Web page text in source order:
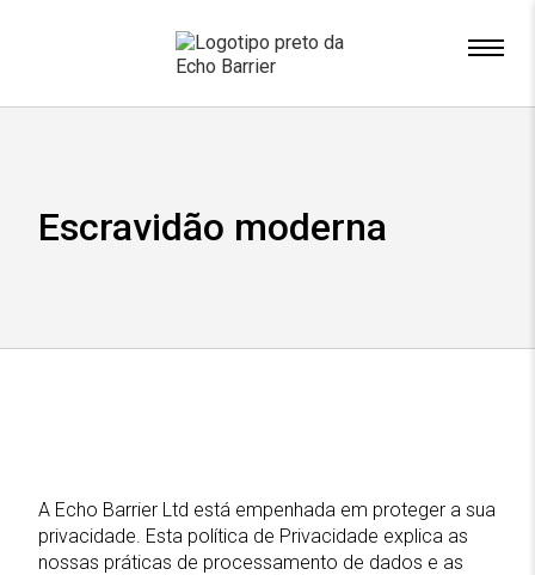
Escravidão moderna
A Echo Barrier Ltd está empenhada em proteger a sua
privacidade. Esta política de Privacidade explica as
nossas práticas de processamento de dados e as